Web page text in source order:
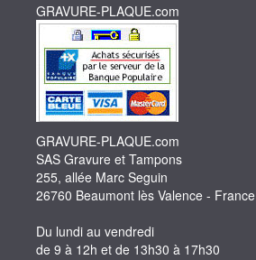
GRAVURE-PLAQUE.com
GRAVURE-PLAQUE.com
SAS Gravure et Tampons
255, allée Marc Seguin
26760 Beaumont lès Valence - France
Du lundi au vendredi
de 9 à 12h et de 13h30 à 17h30